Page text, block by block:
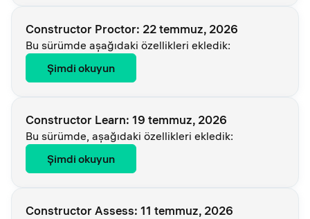
Constructor Proctor: 22 temmuz, 2026
Bu sürümde aşağıdaki özellikleri ekledik:
Şimdi okuyun
Constructor Learn: 19 temmuz, 2026
Bu sürümde, aşağıdaki özellikleri ekledik:
Şimdi okuyun
Constructor Assess: 11 temmuz, 2026